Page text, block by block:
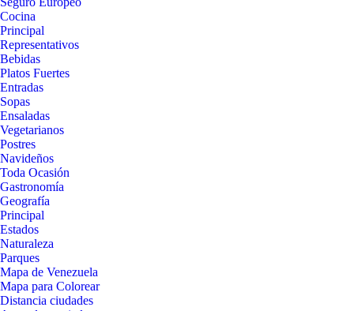
Cocina
Principal
Representativos
Bebidas
Platos Fuertes
Entradas
Sopas
Ensaladas
Vegetarianos
Postres
Navideños
Toda Ocasión
Gastronomía
Geografía
Principal
Estados
Naturaleza
Parques
Mapa de Venezuela
Mapa para Colorear
Distancia ciudades